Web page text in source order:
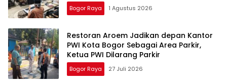
Bogor Raya 1 Agustus 2026
Restoran Aroem Jadikan depan Kantor
PWI Kota Bogor Sebagai Area Parkir,
Ketua PWI Dilarang Parkir
Bogor Raya 27 Juli 2026